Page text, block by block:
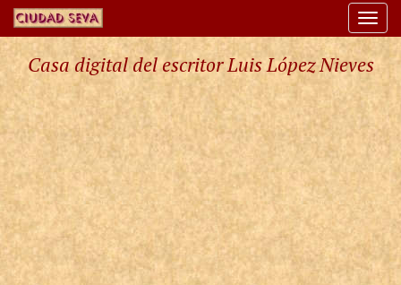
Casa digital del escritor Luis López Nieves